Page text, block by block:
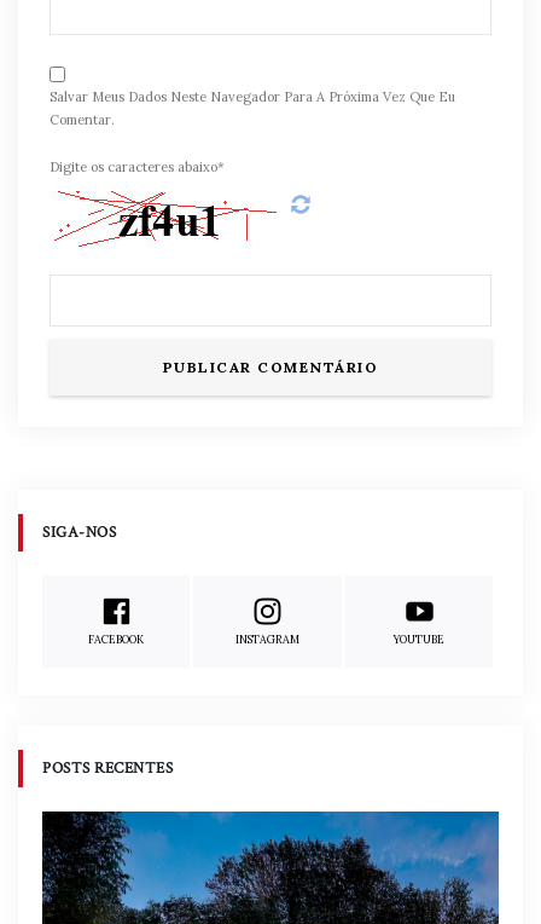
Salvar Meus Dados Neste Navegador Para A Próxima Vez Que Eu
Comentar.
Digite os caracteres abaixo*
SIGA-NOS
FACEBOOK INSTAGRAM YOUTUBE
POSTS RECENTES